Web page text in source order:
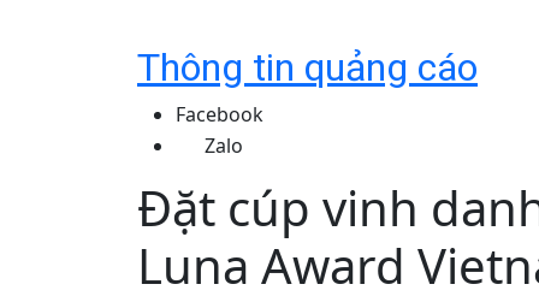
Thông tin quảng cáo
Facebook
Zalo
Đặt cúp vinh
Luna Award